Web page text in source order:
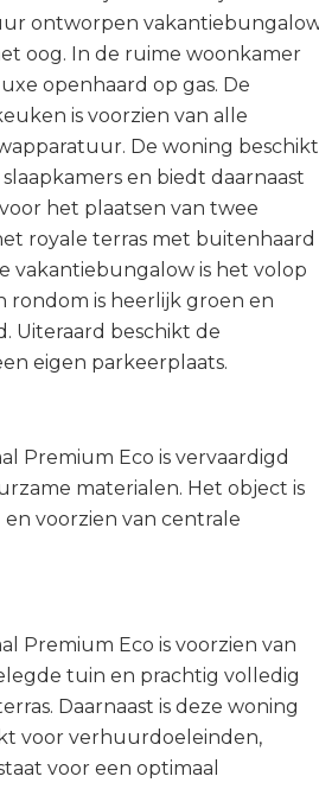
ontworpen
oog. In de ruime woonkamer
openhaard op gas. De
is voorzien van alle
De woning beschikt
en biedt daarnaast
het plaatsen van twee
royale terras met buitenhaard
vakantiebungalow is het volop
rondom is heerlijk groen en
Uiteraard beschikt de
eigen parkeerplaats.
Premium Eco is vervaardigd
materialen. Het object is
voorzien van centrale
Premium Eco is voorzien van
tuin en prachtig volledig
Daarnaast is deze woning
voor verhuurdoeleinden,
voor een optimaal